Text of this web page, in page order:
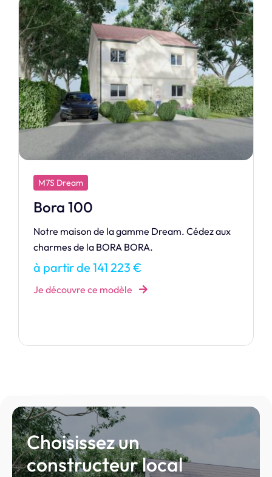
M7S Exclusive
Généreuse
105 m2 de bonheur…
à partir de 151 510 €
Je découvre ce modèle
Choisissez un
constructeur local